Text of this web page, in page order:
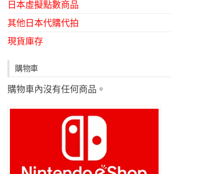
日本虛擬點數商品
其他日本代購代拍
現貨庫存
購物車
購物車內沒有任何商品。